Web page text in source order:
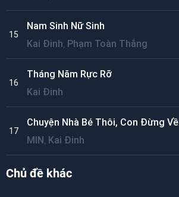
15
Nam Sinh Nữ Sinh
Kai Đinh, Phạm Toàn Thắng
16
Tháng Năm Rực Rỡ
Kai Đinh
17
Chuyện Nhà Bé Thôi, Con Đừng Về
MIN, Kai Đinh
Chủ đề khác